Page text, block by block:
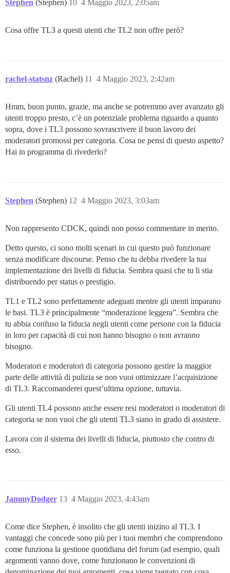
Stephen (Stephen) 4 Maggio 2023, 2:05am
10
Cosa offre TL3 a questi utenti che TL2 non offre però?
rachel-statsnz (Rachel) 4 Maggio 2023, 2:42am
11
Hmm, buon punto, grazie, ma anche se potremmo aver avanzato gli
utenti troppo presto, c’è un potenziale problema riguardo a quanto
sopra, dove i TL3 possono sovrascrivere il buon lavoro dei
moderatori promossi per categoria. Cosa ne pensi di questo aspetto?
Hai in programma di rivederlo?
Stephen (Stephen) 4 Maggio 2023, 3:03am
12
Non rappresento CDCK, quindi non posso commentare in merito.
Detto questo, ci sono molti scenari in cui questo può funzionare
senza modificare discourse. Penso che tu debba rivedere la tua
implementazione dei livelli di fiducia. Sembra quasi che tu li stia
distribuendo per status o prestigio.
TL1 e TL2 sono perfettamente adeguati mentre gli utenti imparano
le basi. TL3 è principalmente “moderazione leggera”. Sembra che
tu abbia confuso la fiducia negli utenti come persone con la fiducia
in loro per capacità di cui non hanno bisogno o non avranno
bisogno.
Moderatori e moderatori di categoria possono gestire la maggior
parte delle attività di pulizia se non vuoi ottimizzare l’acquisizione
di TL3. Raccomanderei quest’ultima opzione, tuttavia.
Gli utenti TL4 possono anche essere resi moderatori o moderatori di
categoria se non vuoi che gli utenti TL3 siano in grado di assistere.
Lavora con il sistema dei livelli di fiducia, piuttosto che contro di
esso.
JammyDodger 4 Maggio 2023, 4:43am
13
Come dice Stephen, è insolito che gli utenti inizino al TL3. I
vantaggi che concede sono più per i tuoi membri che comprendono
come funziona la gestione quotidiana del forum (ad esempio, quali
argomenti vanno dove, come funzionano le convenzioni di